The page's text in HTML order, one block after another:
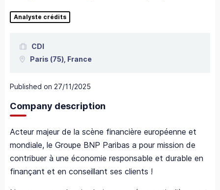
Analyste crédits
CDI
Paris (75), France
Published on 27/11/2025
Company description
Acteur majeur de la scène financière européenne et
mondiale, le Groupe BNP Paribas a pour mission de
contribuer à une économie responsable et durable en
finançant et en conseillant ses clients !